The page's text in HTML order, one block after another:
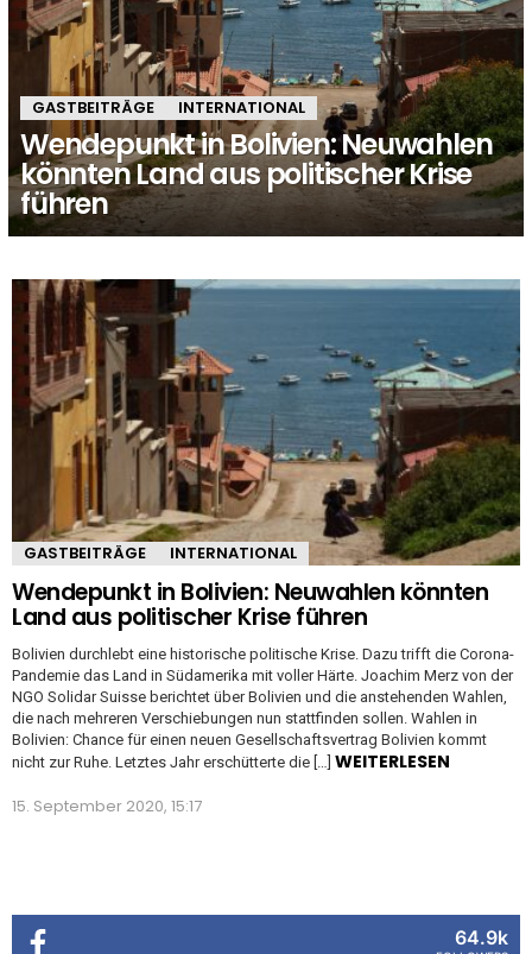
GASTBEITRÄGE INTERNATIONAL
Wendepunkt in Bolivien: Neuwahlen
könnten Land aus politischer Krise
führen
MORE
STORIES
GASTBEITRÄGE INTERNATIONAL
Wendepunkt in Bolivien: Neuwahlen könnten
Land aus politischer Krise führen
Bolivien durchlebt eine historische politische Krise. Dazu trifft die Corona-
Pandemie das Land in Südamerika mit voller Härte. Joachim Merz von der
NGO Solidar Suisse berichtet über Bolivien und die anstehenden Wahlen,
die nach mehreren Verschiebungen nun stattfinden sollen. Wahlen in
Bolivien: Chance für einen neuen Gesellschaftsvertrag Bolivien kommt
nicht zur Ruhe. Letztes Jahr erschütterte die […] WEITERLESEN
15. September 2020, 15:17
64.9k